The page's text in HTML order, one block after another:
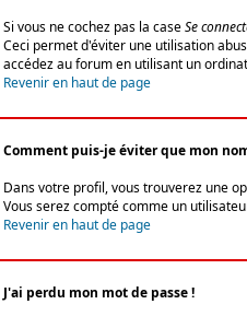
Si vous ne cochez pas la caseSe
Ceci permet d'éviter une utilisation
accédez au forum en utilisant un
Revenir en haut de page
Comment puis-je éviter que mon
Dans votre profil, vous trouverez une
Vous serez compté comme un
Revenir en haut de page
J'ai perdu mon mot de passe !